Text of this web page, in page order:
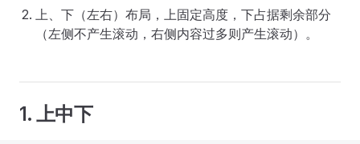
上、下（左右）布局，上固定高度，下占据剩余部分
（左侧不产生滚动，右侧内容过多则产生滚动）。
1. 上中下